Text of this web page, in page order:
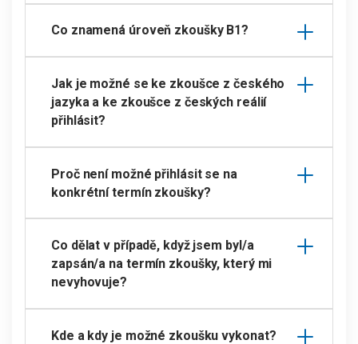
Co znamená úroveň zkoušky B1?
Jak je možné se ke zkoušce z českého
jazyka a ke zkoušce z českých reálií
přihlásit?
Proč není možné přihlásit se na
konkrétní termín zkoušky?
Co dělat v případě, když jsem byl/a
zapsán/a na termín zkoušky, který mi
nevyhovuje?
Kde a kdy je možné zkoušku vykonat?